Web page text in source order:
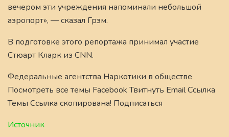
вечером эти учреждения напоминали небольшой
аэропорт», — сказал Грэм.
В подготовке этого репортажа принимал участие
Стюарт Кларк из CNN.
Федеральные агентства Наркотики в обществе
Посмотреть все темы Facebook Твитнуть Email Ссылка
Темы Ссылка скопирована! Подписаться
Источник